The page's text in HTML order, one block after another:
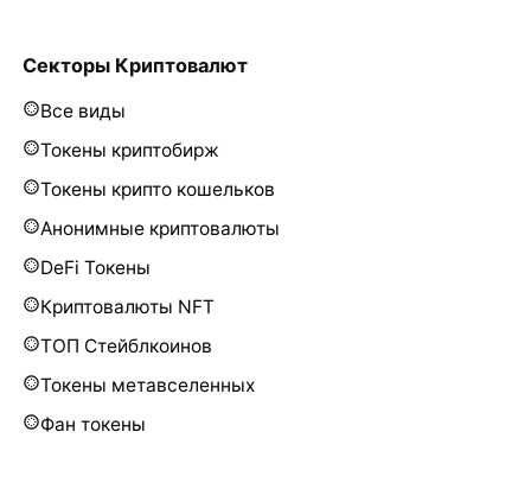
Секторы Криптовалют
Все виды
Токены криптобирж
Токены крипто кошельков
Анонимные криптовалюты
DeFi Токены
Криптовалюты NFT
ТОП Стейблкоинов
Токены метавселенных
Фан токены